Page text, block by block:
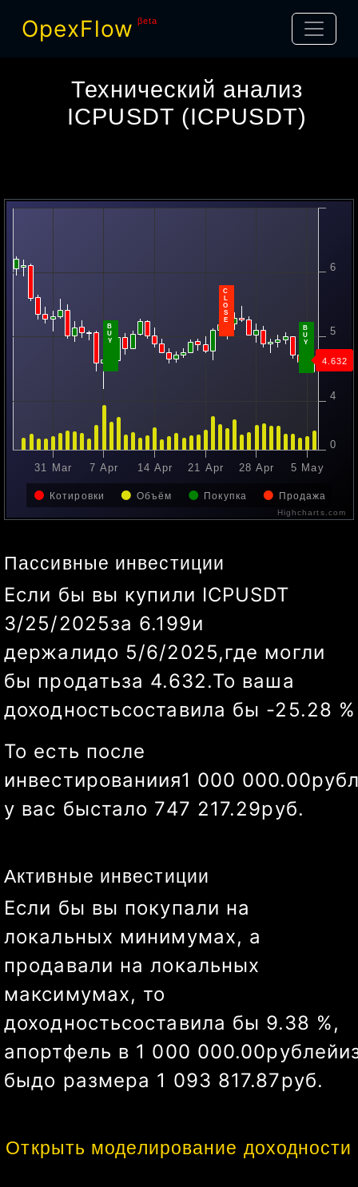
OpexFlow βeta
Технический анализ
ICPUSDT (ICPUSDT)
Котировки Объём Покупка Продажа
7 Apr 21 Apr 5 May
4
5
6
0
Highcharts.com
U
Y
Пассивные инвестиции
Если бы вы купили ICPUSDT
3/25/2025за 6.199и
держалидо 5/10/2025,где могли
бы продатьза 5.838.То ваша
доходностьсоставила бы -5.82%
То есть после
инвестированиия1 000 000.00
у вас быстало 941 764.80руб.
Активные инвестиции
Если бы вы покупали на
локальных минимумах, а
продавали на локальных
максимумах, то
доходностьсоставила бы 34.95%
апортфель в 1 000 000.00рублей
быдо размера 1 349 488.85руб.
Открыть моделирование доходности